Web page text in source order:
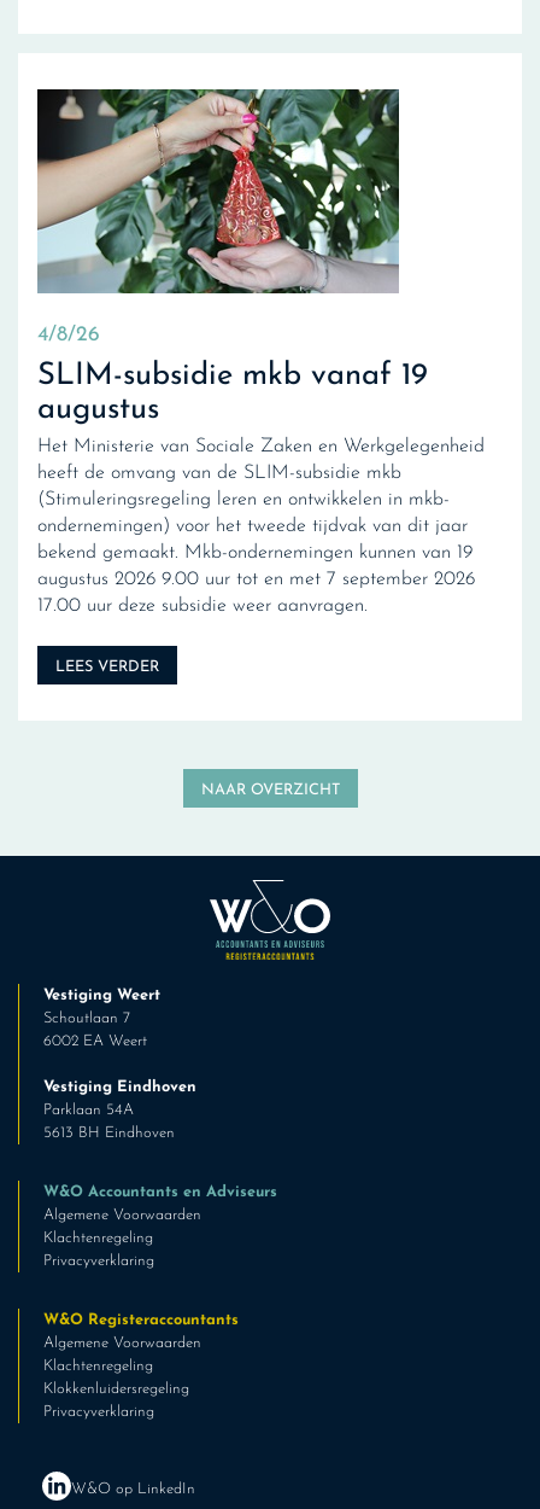
4/8/26
SLIM-subsidie mkb vanaf 19
augustus
Het Ministerie van Sociale Zaken en Werkgelegenheid
heeft de omvang van de SLIM-subsidie mkb
(Stimuleringsregeling leren en ontwikkelen in mkb-
ondernemingen) voor het tweede tijdvak van dit jaar
bekend gemaakt. Mkb-ondernemingen kunnen van 19
augustus 2026 9.00 uur tot en met 7 september 2026
17.00 uur deze subsidie weer aanvragen.
LEES VERDER
NAAR OVERZICHT
Vestiging Weert
Schoutlaan 7
6002 EA Weert
Vestiging Eindhoven
Parklaan 54A
5613 BH Eindhoven
W&O Accountants en Adviseurs
Algemene Voorwaarden
Klachtenregeling
Privacyverklaring
W&O Registeraccountants
Algemene Voorwaarden
Klachtenregeling
Klokkenluidersregeling
Privacyverklaring
W&O op LinkedIn